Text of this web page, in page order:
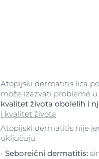
Atopijski dermatitis lica
može izazvati probleme
kvalitet života obolelih i
i kvalitet života
Atopijski dermatitis nije
uključuju:
Seboreični dermatitis: